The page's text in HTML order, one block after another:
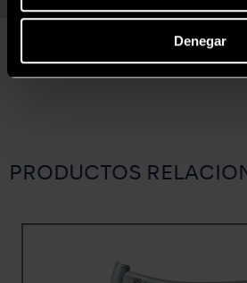
Denegar
PRODUCTOS